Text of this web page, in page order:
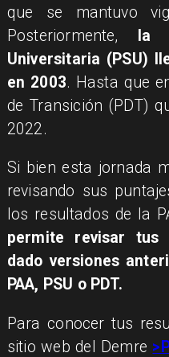
que se mantuvo
Posteriormente,
la
Universitaria (PSU)
en 2003. Hasta que
de Transición (PDT)
2022.
Si bien esta jornada
revisando sus
los resultados de la
permite revisar tus
dado versiones
PAA, PSU o PDT.
Para conocer tus
sitio web del Demre